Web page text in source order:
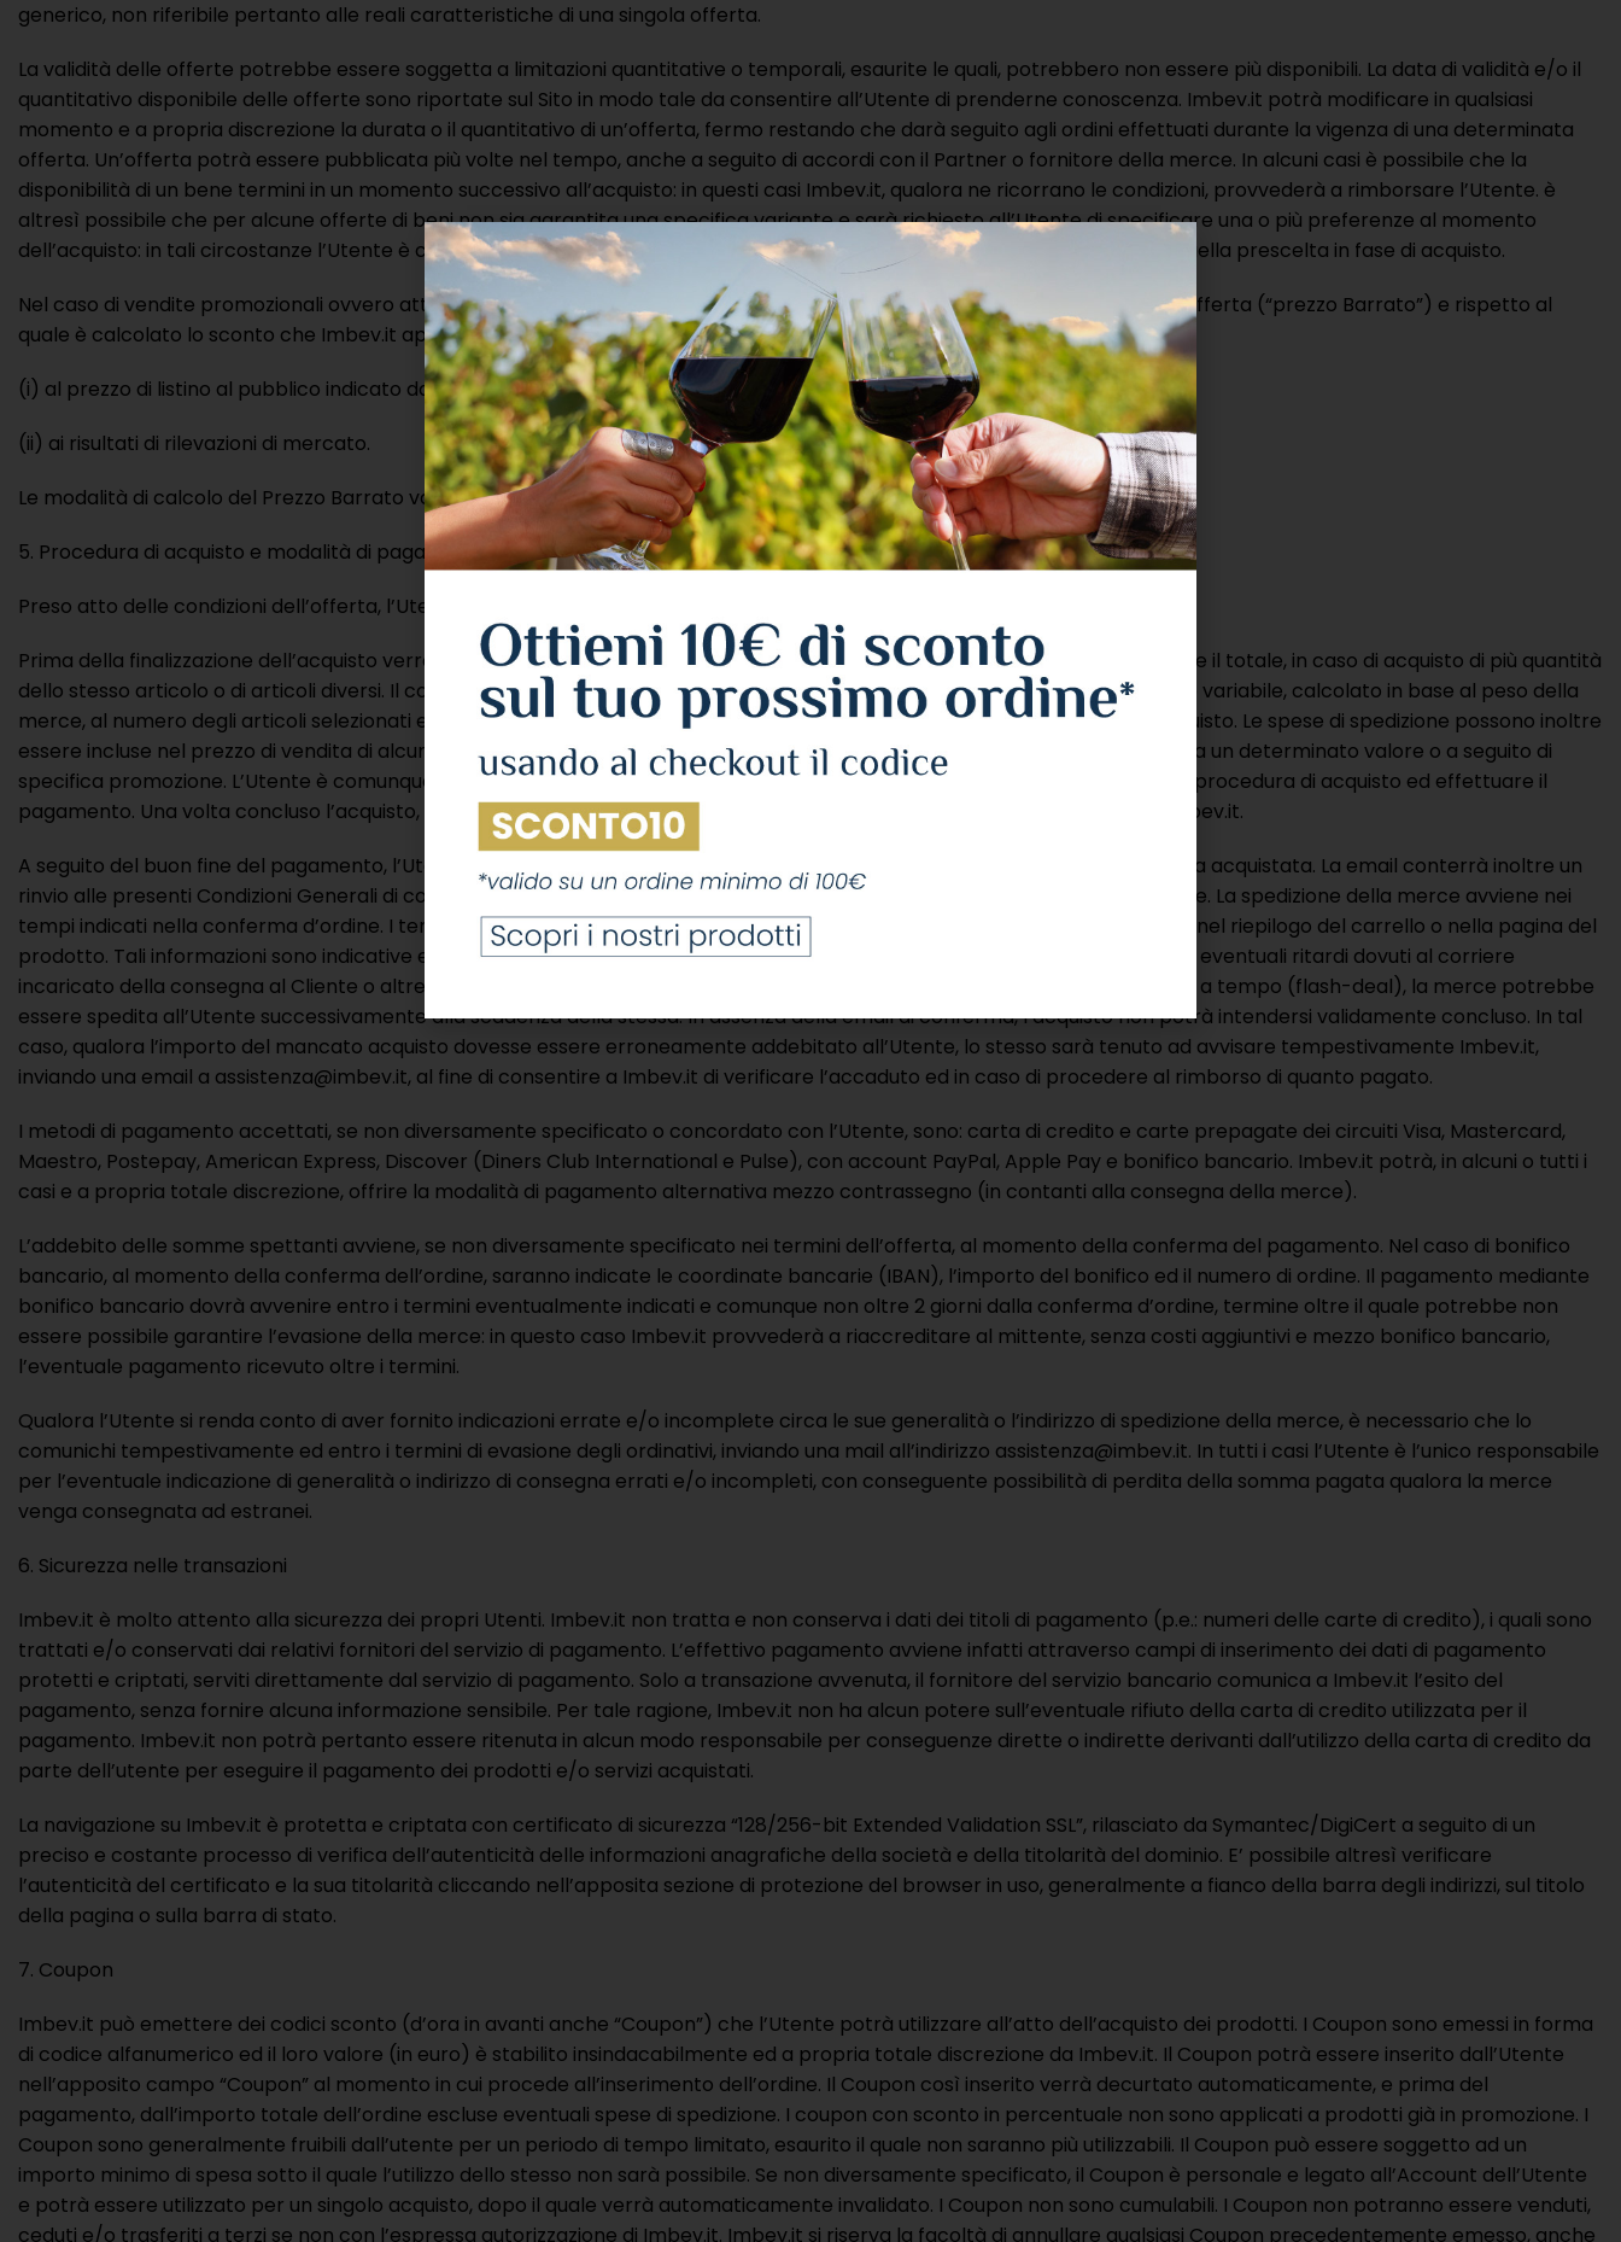
generico, non riferibile pertanto alle reali caratteristiche di una singola offerta.
La validità delle offerte potrebbe essere soggetta a limitazioni quantitative o temporali, esaurite le quali, potrebbero non essere più disponibili. La data di validità e/o il
quantitativo disponibile delle offerte sono riportate sul Sito in modo tale da consentire all’Utente di prenderne conoscenza. Imbev.it potrà modificare in qualsiasi
momento e a propria discrezione la durata o il quantitativo di un’offerta, fermo restando che darà seguito agli ordini effettuati durante la vigenza di una determinata
offerta. Un’offerta potrà essere pubblicata più volte nel tempo, anche a seguito di accordi con il Partner o fornitore della merce. In alcuni casi è possibile che la
disponibilità di un bene termini in un momento successivo all’acquisto: in questi casi Imbev.it, qualora ne ricorrano le condizioni, provvederà a rimborsare l’Utente. è
altresì possibile che per alcune offerte di beni non sia garantita una specifica variante e sarà richiesto all’Utente di specificare una o più preferenze al momento
dell’acquisto: in tali circostanze l’Utente è consapevole che potrà ricevere una variante del prodotto differente rispetto a quella prescelta in fase di acquisto.
Nel caso di vendite promozionali ovvero attraverso formule flash-deal come sopra specificato, il prezzo pieno indicato nell’offerta (“prezzo Barrato”) e rispetto al
quale è calcolato lo sconto che Imbev.it applica può corrispondere al:
(i) al prezzo di listino al pubblico indicato dal fornitore;
(ii) ai risultati di rilevazioni di mercato.
Le modalità di calcolo del Prezzo Barrato variano da prodotto a prodotto.
Procedura di acquisto e modalità di pagamento
Preso atto delle condizioni dell’offerta, l’Utente potrà concludere l’acquisto seguendo la procedura sul Sito.
Prima della finalizzazione dell’acquisto verrà visualizzato un riepilogo in cui sarà indicato il costo unitario del bene selezionato e il totale, in caso di acquisto di più quantità
dello stesso articolo o di articoli diversi. Il costo di eventuali spese di spedizione, di consegna o postali può essere fisso oppure variabile, calcolato in base al peso della
merce, al numero degli articoli selezionati e/o all’indirizzo di destinazione indicato dall’Utente durante il procedimento di acquisto. Le spese di spedizione possono inoltre
essere incluse nel prezzo di vendita di alcuni articoli o essere gratuite nel caso in cui l’importo totale dell’ordine sia superiore a un determinato valore o a seguito di
specifica promozione. L’Utente è comunque sempre informato dell’importo delle spese di spedizione prima di concludere la procedura di acquisto ed effettuare il
pagamento. Una volta concluso l’acquisto, l’Utente dovrà procedere al pagamento, che verrà effettuato nei confronti di Imbev.it.
A seguito del buon fine del pagamento, l’Utente riceverà una email di conferma contenente le informazioni relative all’offerta acquistata. La email conterrà inoltre un
rinvio alle presenti Condizioni Generali di contratto. La conferma conterrà un riepilogo dell’indirizzo di consegna e fatturazione. La spedizione della merce avviene nei
tempi indicati nella conferma d’ordine. I tempi di consegna sono indicati anche prima di concludere la procedura di acquisto nel riepilogo del carrello o nella pagina del
prodotto. Tali informazioni sono indicative e non rappresentano una data certa, in quanto non è sempre possibile prevedere eventuali ritardi dovuti al corriere
incaricato della consegna al Cliente o altre cause dovute a terzi o forza maggiore non imputabili a Imbev.it. In caso di offerte a tempo (flash-deal), la merce potrebbe
essere spedita all’Utente successivamente alla scadenza della stessa. In assenza della email di conferma, l’acquisto non potrà intendersi validamente concluso. In tal
caso, qualora l’importo del mancato acquisto dovesse essere erroneamente addebitato all’Utente, lo stesso sarà tenuto ad avvisare tempestivamente Imbev.it,
inviando una email a assistenza@imbev.it, al fine di consentire a Imbev.it di verificare l’accaduto ed in caso di procedere al rimborso di quanto pagato.
I metodi di pagamento accettati, se non diversamente specificato o concordato con l’Utente, sono: carta di credito e carte prepagate dei circuiti Visa, Mastercard,
Maestro, Postepay, American Express, Discover (Diners Club International e Pulse), con account PayPal, Apple Pay e bonifico bancario. Imbev.it potrà, in alcuni o tutti i
casi e a propria totale discrezione, offrire la modalità di pagamento alternativa mezzo contrassegno (in contanti alla consegna della merce).
L’addebito delle somme spettanti avviene, se non diversamente specificato nei termini dell’offerta, al momento della conferma del pagamento. Nel caso di bonifico
bancario, al momento della conferma dell’ordine, saranno indicate le coordinate bancarie (IBAN), l’importo del bonifico ed il numero di ordine. Il pagamento mediante
bonifico bancario dovrà avvenire entro i termini eventualmente indicati e comunque non oltre 2 giorni dalla conferma d’ordine, termine oltre il quale potrebbe non
essere possibile garantire l’evasione della merce: in questo caso Imbev.it provvederà a riaccreditare al mittente, senza costi aggiuntivi e mezzo bonifico bancario,
l’eventuale pagamento ricevuto oltre i termini.
Qualora l’Utente si renda conto di aver fornito indicazioni errate e/o incomplete circa le sue generalità o l’indirizzo di spedizione della merce, è necessario che lo
comunichi tempestivamente ed entro i termini di evasione degli ordinativi, inviando una mail all’indirizzo assistenza@imbev.it. In tutti i casi l’Utente è l’unico responsabile
per l’eventuale indicazione di generalità o indirizzo di consegna errati e/o incompleti, con conseguente possibilità di perdita della somma pagata qualora la merce
venga consegnata ad estranei.
Sicurezza nelle transazioni
Imbev.it è molto attento alla sicurezza dei propri Utenti. Imbev.it non tratta e non conserva i dati dei titoli di pagamento (p.e.: numeri delle carte di credito), i quali sono
trattati e/o conservati dai relativi fornitori del servizio di pagamento. L’effettivo pagamento avviene infatti attraverso campi di inserimento dei dati di pagamento
protetti e criptati, serviti direttamente dal servizio di pagamento. Solo a transazione avvenuta, il fornitore del servizio bancario comunica a Imbev.it l’esito del
pagamento, senza fornire alcuna informazione sensibile. Per tale ragione, Imbev.it non ha alcun potere sull’eventuale rifiuto della carta di credito utilizzata per il
pagamento. Imbev.it non potrà pertanto essere ritenuta in alcun modo responsabile per conseguenze dirette o indirette derivanti dall’utilizzo della carta di credito da
parte dell’utente per eseguire il pagamento dei prodotti e/o servizi acquistati.
La navigazione su Imbev.it è protetta e criptata con certificato di sicurezza “128/256-bit Extended Validation SSL”, rilasciato da Symantec/DigiCert a seguito di un
preciso e costante processo di verifica dell’autenticità delle informazioni anagrafiche della società e della titolarità del dominio. E’ possibile altresì verificare
l’autenticità del certificato e la sua titolarità cliccando nell’apposita sezione di protezione del browser in uso, generalmente a fianco della barra degli indirizzi, sul titolo
della pagina o sulla barra di stato.
Coupon
Imbev.it può emettere dei codici sconto (d’ora in avanti anche “Coupon”) che l’Utente potrà utilizzare all’atto dell’acquisto dei prodotti. I Coupon sono emessi in forma
di codice alfanumerico ed il loro valore (in euro) è stabilito insindacabilmente ed a propria totale discrezione da Imbev.it. Il Coupon potrà essere inserito dall’Utente
nell’apposito campo “Coupon” al momento in cui procede all’inserimento dell’ordine. Il Coupon così inserito verrà decurtato automaticamente, e prima del
pagamento, dall’importo totale dell’ordine escluse eventuali spese di spedizione. I coupon con sconto in percentuale non sono applicati a prodotti già in promozione. I
Coupon sono generalmente fruibili dall’utente per un periodo di tempo limitato, esaurito il quale non saranno più utilizzabili. Il Coupon può essere soggetto ad un
importo minimo di spesa sotto il quale l’utilizzo dello stesso non sarà possibile. Se non diversamente specificato, il Coupon è personale e legato all’Account dell’Utente
e potrà essere utilizzato per un singolo acquisto, dopo il quale verrà automaticamente invalidato. I Coupon non sono cumulabili. I Coupon non potranno essere venduti,
ceduti e/o trasferiti a terzi se non con l’espressa autorizzazione di Imbev.it. Imbev.it si riserva la facoltà di annullare qualsiasi Coupon precedentemente emesso, anche